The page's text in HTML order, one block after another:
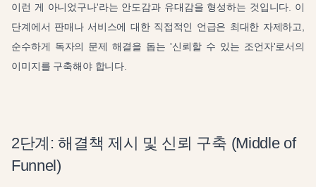
이런 게 아니었구나'라는 안도감과 유대감을 형성하는 것입니다. 이
단계에서 판매나 서비스에 대한 직접적인 언급은 최대한 자제하고,
순수하게 독자의 문제 해결을 돕는 '신뢰할 수 있는 조언자'로서의
이미지를 구축해야 합니다.
2단계: 해결책 제시 및 신뢰 구축 (Middle of
Funnel)